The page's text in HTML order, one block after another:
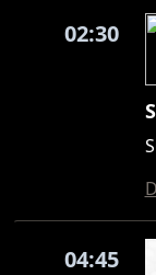
02:30
04:45